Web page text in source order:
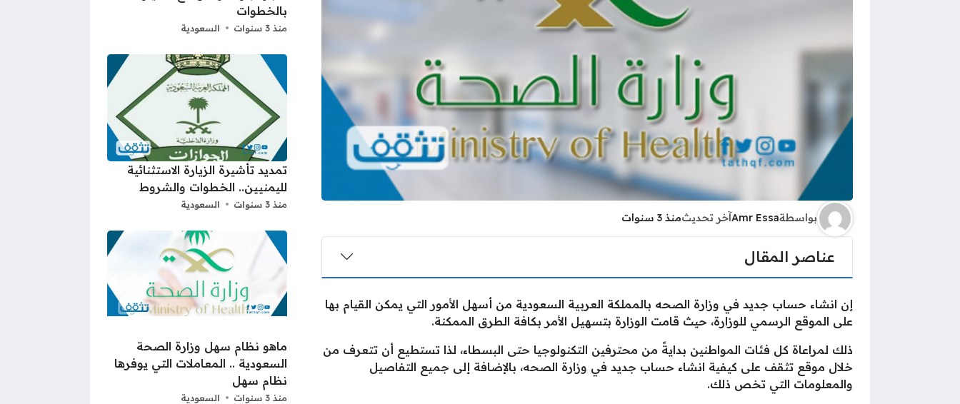
بالخطوات
منذ 3 سنوات السعودية
تمديد تأشيرة الزيارة الاستثنائية
لليمنيين.. الخطوات والشروط
منذ 3 سنوات السعودية
ماهو نظام سهل وزارة الصحة
السعودية .. المعاملات التي يوفرها
نظام سهل
منذ 3 سنوات السعودية
بواسطةAmr Essaآخر تحديثمنذ 3 سنوات
عناصر المقال
إن انشاء حساب جديد في وزارة الصحه بالمملكة العربية السعودية من أسهل الأمور التي يمكن القيام بها
على الموقع الرسمي للوزارة، حيث قامت الوزارة بتسهيل الأمر بكافة الطرق الممكنة.
ذلك لمراعاة كل فئات المواطنين بدايةً من محترفين التكنولوجيا حتى البسطاء، لذا تستطيع أن تتعرف من
خلال موقع تثقف على كيفية انشاء حساب جديد في وزارة الصحه، بالإضافة إلى جميع التفاصيل
والمعلومات التي تخص ذلك.